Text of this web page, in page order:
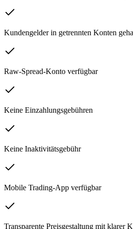
Kundengelder in getrennten Konten
Raw-Spread-Konto verfügbar
Keine Einzahlungsgebühren
Keine Inaktivitätsgebühr
Mobile Trading-App verfügbar
Transparente Preisgestaltung mit klarer